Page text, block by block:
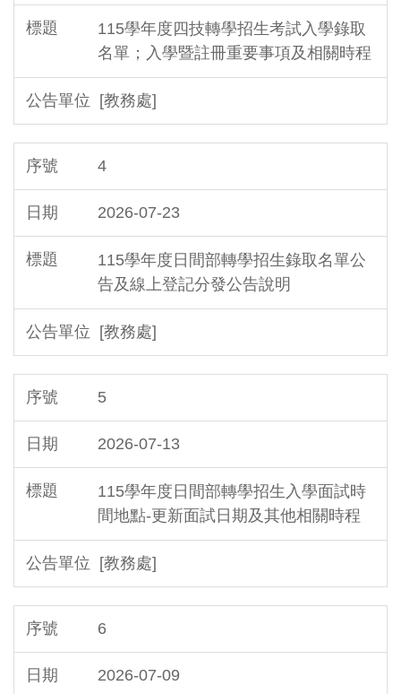
115學年度四技轉學招生考試入學錄取
名單；入學暨註冊重要事項及相關時程
[教務處]
4
2026-07-23
115學年度日間部轉學招生錄取名單公
告及線上登記分發公告說明
[教務處]
5
2026-07-13
115學年度日間部轉學招生入學面試時
間地點-更新面試日期及其他相關時程
[教務處]
6
2026-07-09